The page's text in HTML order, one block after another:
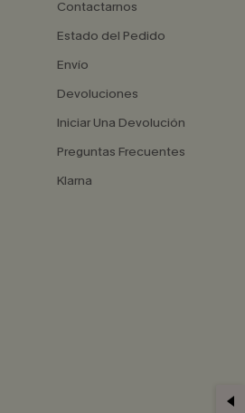
Contactarnos
Estado del Pedido
Envío
Devoluciones
Iniciar Una Devolución
Preguntas Frecuentes
Klarna